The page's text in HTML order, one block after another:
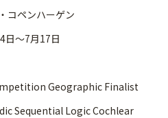
コペンハーゲン
日～7月17日
Geographic Finalist
Sequential Logic Cochlear